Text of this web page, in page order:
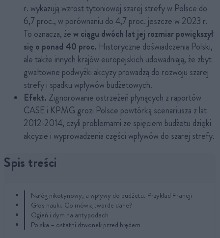
r. wykazują wzrost tytoniowej szarej strefy w Polsce do
6,7 proc., w porównaniu do 4,7 proc. jeszcze w 2023 r.
To oznacza, żew ciągu dwóch lat jej rozmiar powiększył
się o ponad 40 proc. Historyczne doświadczenia Polski,
ale także innych krajów europejskich udowadniają, że zbyt
gwałtowne podwyżki akcyzy prowadzą do rozwoju szarej
strefy i spadku wpływów budżetowych.
Efekt. Zignorowanie ostrzeżeń płynących z raportów
CASE i KPMG grozi Polsce powtórką scenariusza z lat
2012-2014, czyli problemami ze spięciem budżetu dzięki
akcyzie i wyprowadzenia części wpływów do szarej strefy.
Spis treści
Nałóg nikotynowy, a wpływy do budżetu. Przykład Francji
Głos nauki. Co mówią twarde dane?
Ogień i dym na antypodach
Polska – ostatni dzwonek przed błędem